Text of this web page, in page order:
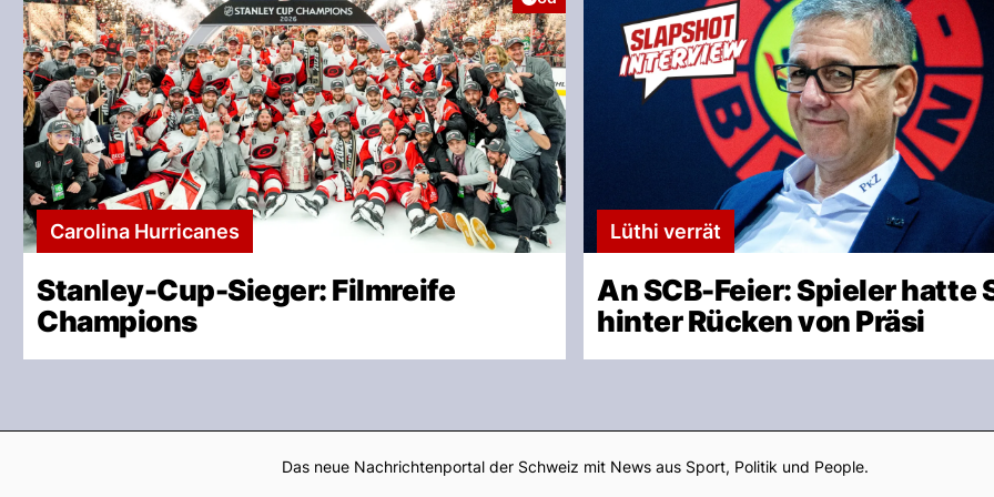
Carolina Hurricanes
Stanley-Cup-Sieger: Filmreife
Champions
Lüthi verrät
An SCB-Feier: Spieler hatte
hinter Rücken von Präsi
Footer
Das neue Nachrichtenportal der Schweiz mit News aus Sport, Politik und People.